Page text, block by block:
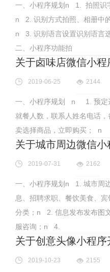
一、小程序规划n 1. 拍照识
n 2. 识别方式拍照、相册中
n 3. 识别语言设置识别语言
二、小程序功能拍
关于卤味店微信小
2019-06-25 2144
一、小程序规划 n 1. 预定
就餐人数，联系人姓名电话
卖选择商品，立即购买；
关于城市周边微信
2019-07-31 2162
一、小程序规划n 1. 城市周
息、招聘求职、餐饮美食、
分类；n 2. 信息发布发布图
服咨询；n 4.
关于创意头像小程
2019-10-23 2155